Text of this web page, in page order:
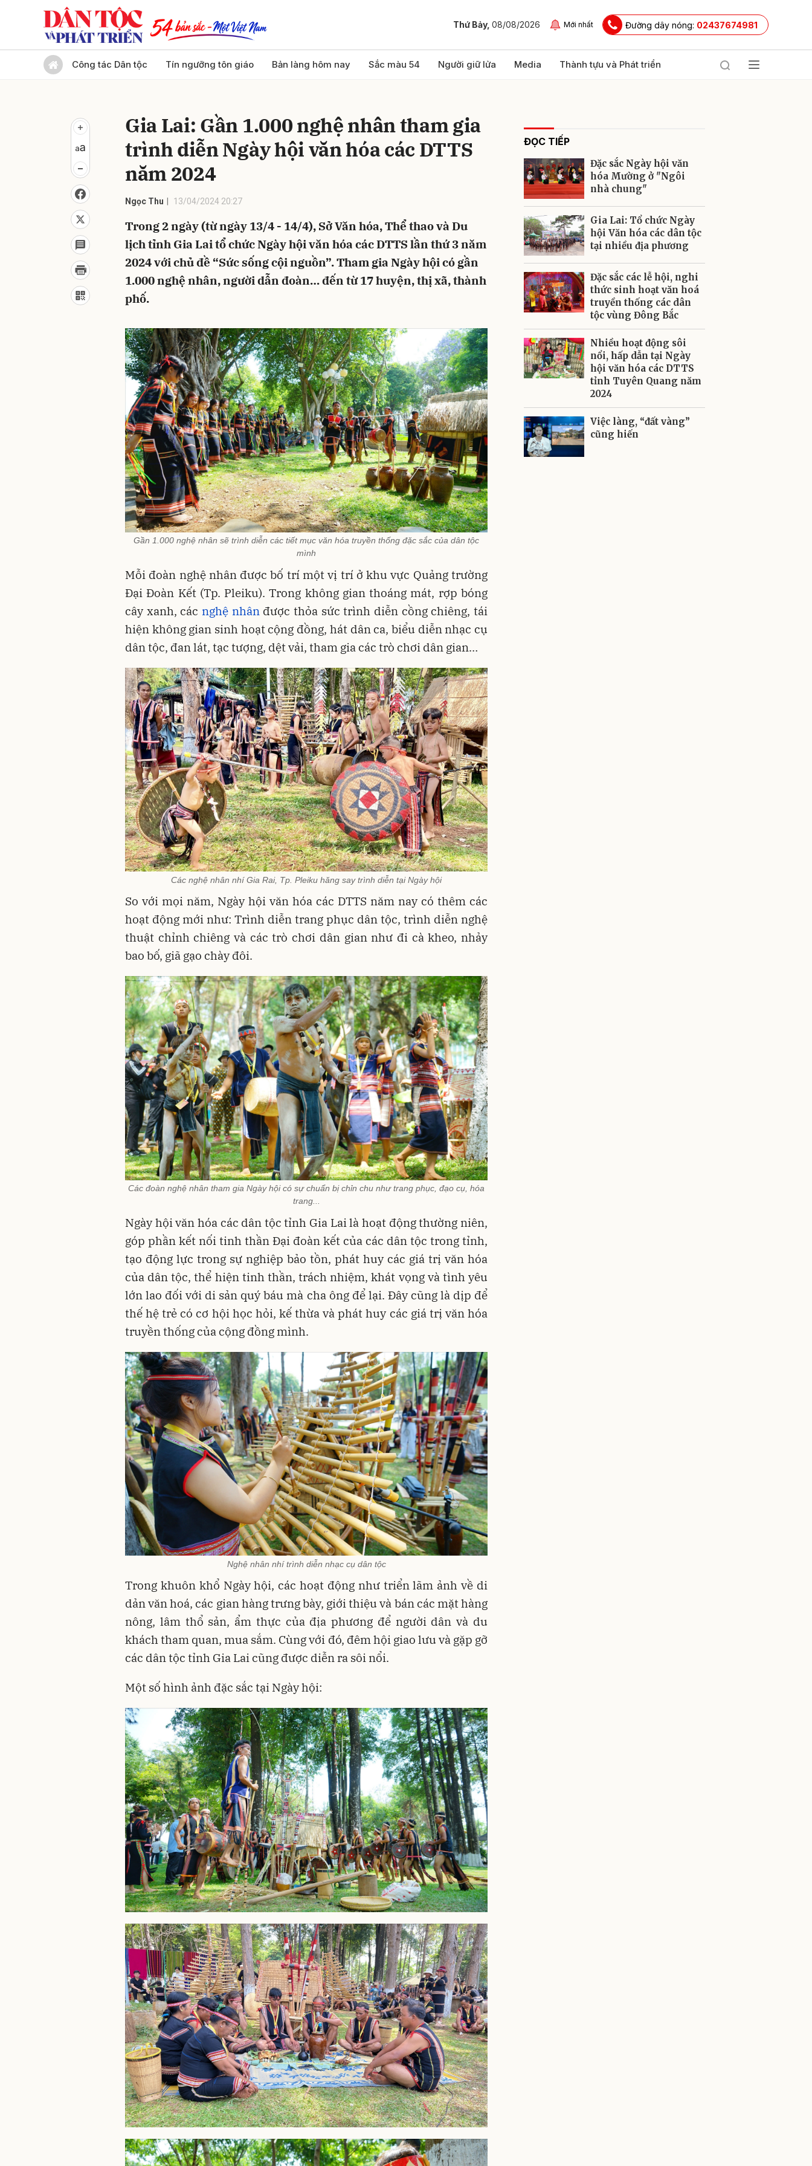
Thứ Bảy, 08/08/2026 Mới nhất Đường dây nóng: 02437674981
Công tác Dân tộc Tín ngưỡng tôn giáo Bản làng hôm nay Sắc màu 54 Người giữ lửa Media Thành tựu và Phát triển
Gia Lai: Gần 1.000 nghệ nhân tham gia
trình diễn Ngày hội văn hóa các DTTS
năm 2024
Ngọc Thu 13/04/2024 20:27
Trong 2 ngày (từ ngày 13/4 - 14/4), Sở Văn hóa, Thể thao và Du
lịch tỉnh Gia Lai tổ chức Ngày hội văn hóa các DTTS lần thứ 3 năm
2024 với chủ đề “Sức sống cội nguồn”. Tham gia Ngày hội có gần
1.000 nghệ nhân, người dẫn đoàn… đến từ 17 huyện, thị xã, thành
phố.
Gần 1.000 nghệ nhân sẽ trình diễn các tiết mục văn hóa truyền thống đặc sắc của dân tộc
mình
Mỗi đoàn nghệ nhân được bố trí một vị trí ở khu vực Quảng trường
Đại Đoàn Kết (Tp. Pleiku). Trong không gian thoáng mát, rợp bóng
cây xanh, các nghệ nhân được thỏa sức trình diễn cồng chiêng, tái
hiện không gian sinh hoạt cộng đồng, hát dân ca, biểu diễn nhạc cụ
dân tộc, đan lát, tạc tượng, dệt vải, tham gia các trò chơi dân gian…
Các nghệ nhân nhí Gia Rai, Tp. Pleiku hăng say trình diễn tại Ngày hội
So với mọi năm, Ngày hội văn hóa các DTTS năm nay có thêm các
hoạt động mới như: Trình diễn trang phục dân tộc, trình diễn nghệ
thuật chỉnh chiêng và các trò chơi dân gian như đi cà kheo, nhảy
bao bố, giã gạo chày đôi.
Các đoàn nghệ nhân tham gia Ngày hội có sự chuẩn bị chỉn chu như trang phục, đạo cụ, hóa
trang...
Ngày hội văn hóa các dân tộc tỉnh Gia Lai là hoạt động thường niên,
góp phần kết nối tinh thần Đại đoàn kết của các dân tộc trong tỉnh,
tạo động lực trong sự nghiệp bảo tồn, phát huy các giá trị văn hóa
của dân tộc, thể hiện tinh thần, trách nhiệm, khát vọng và tình yêu
lớn lao đối với di sản quý báu mà cha ông để lại. Đây cũng là dịp để
thế hệ trẻ có cơ hội học hỏi, kế thừa và phát huy các giá trị văn hóa
truyền thống của cộng đồng mình.
Nghệ nhân nhí trình diễn nhạc cụ dân tộc
Trong khuôn khổ Ngày hội, các hoạt động như triển lãm ảnh về di
dản văn hoá, các gian hàng trưng bày, giới thiệu và bán các mặt hàng
nông, lâm thổ sản, ẩm thực của địa phương để người dân và du
khách tham quan, mua sắm. Cùng với đó, đêm hội giao lưu và gặp gỡ
các dân tộc tỉnh Gia Lai cũng được diễn ra sôi nổi.
Một số hình ảnh đặc sắc tại Ngày hội:
ĐỌC TIẾP
Đặc sắc Ngày hội văn
hóa Mường ở "Ngôi
nhà chung"
Gia Lai: Tổ chức Ngày
hội Văn hóa các dân tộc
tại nhiều địa phương
Đặc sắc các lễ hội, nghi
thức sinh hoạt văn hoá
truyền thống các dân
tộc vùng Đông Bắc
Nhiều hoạt động sôi
nổi, hấp dẫn tại Ngày
hội văn hóa các DTTS
tỉnh Tuyên Quang năm
2024
Việc làng, “đất vàng”
cũng hiến
Gửi bình luận
Gửi